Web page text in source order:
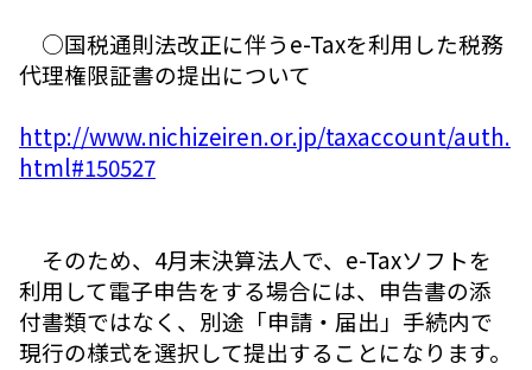
○国税通則法改正に伴うe-Taxを利用した税務
代理権限証書の提出について
http://www.nichizeiren.or.jp/taxaccount/auth.
html#150527
そのため、4月末決算法人で、e-Taxソフトを
利用して電子申告をする場合には、申告書の添
付書類ではなく、別途「申請・届出」手続内で
現行の様式を選択して提出することになります。